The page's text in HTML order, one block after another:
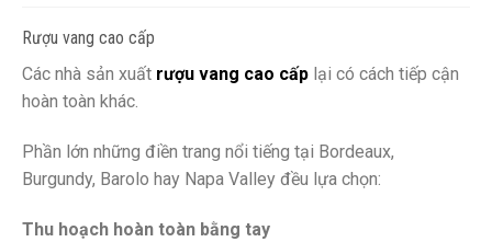
Rượu vang cao cấp
Các nhà sản xuất rượu vang cao cấp lại có cách tiếp cận
hoàn toàn khác.
Phần lớn những điền trang nổi tiếng tại Bordeaux,
Burgundy, Barolo hay Napa Valley đều lựa chọn:
Thu hoạch hoàn toàn bằng tay